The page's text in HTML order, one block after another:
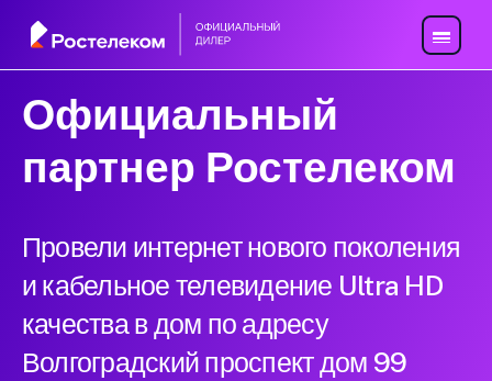
Официальный
партнер Ростелеком
Провели интернет нового поколения
и кабельное телевидение Ultra HD
качества в дом по адресу
Волгоградский проспект дом 99